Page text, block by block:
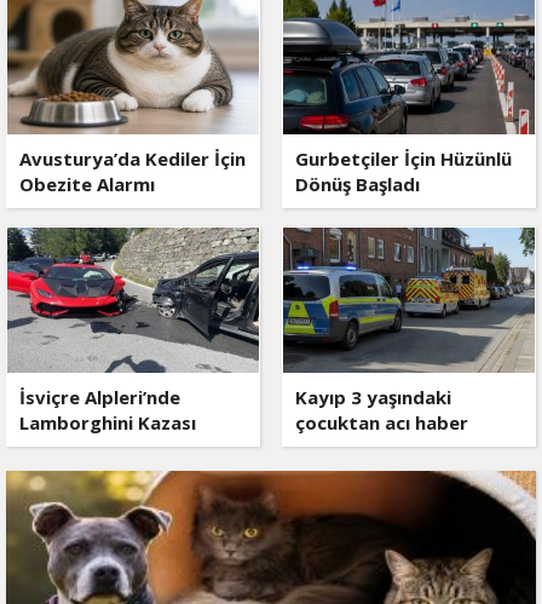
Avusturya’da Kediler İçin
Obezite Alarmı
Gurbetçiler İçin Hüzünlü
Dönüş Başladı
İsviçre Alpleri’nde
Lamborghini Kazası
Kayıp 3 yaşındaki
çocuktan acı haber